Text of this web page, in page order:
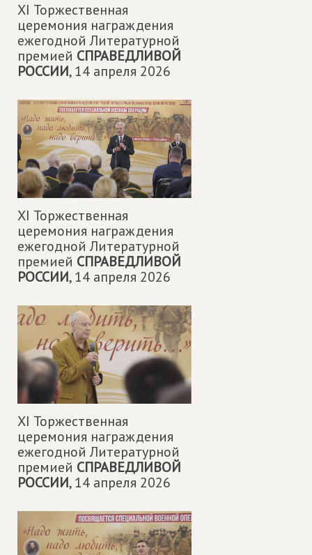
XI Торжественная
церемония награждения
ежегодной Литературной
премией СПРАВЕДЛИВОЙ
РОССИИ,14 апреля 2026
XI Торжественная
церемония награждения
ежегодной Литературной
премией СПРАВЕДЛИВОЙ
РОССИИ,14 апреля 2026
XI Торжественная
церемония награждения
ежегодной Литературной
премией СПРАВЕДЛИВОЙ
РОССИИ,14 апреля 2026